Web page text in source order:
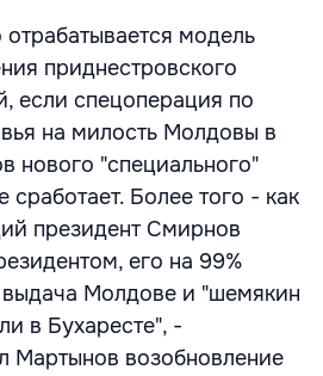
модель
приднестровского
если спецоперация по
на милость Молдовы в
нового "специального"
Более того - как
президент Смирнов
его на 99%
выдача Молдове и "шемякин
в Бухаресте", -
Мартынов возобновление